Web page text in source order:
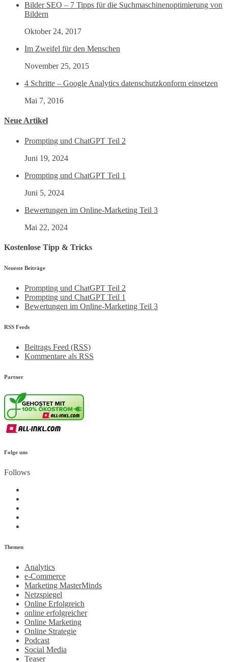
Bilder SEO – 7 Tipps für die Suchmaschinenoptimierung von
Bildern
Oktober 24, 2017
Im Zweifel für den Menschen
November 25, 2015
4 Schritte – Google Analytics datenschutzkonform einsetzen
Mai 7, 2016
Neue Artikel
Prompting und ChatGPT Teil 2
Juni 19, 2024
Prompting und ChatGPT Teil 1
Juni 5, 2024
Bewertungen im Online-Marketing Teil 3
Mai 22, 2024
Kostenlose Tipp & Tricks
Neueste Beiträge
Prompting und ChatGPT Teil 2
Prompting und ChatGPT Teil 1
Bewertungen im Online-Marketing Teil 3
RSS Feeds
Beitrags Feed (RSS)
Kommentare als RSS
Partner
Folge uns
Follows
Themen
Analytics
e-Commerce
Marketing MasterMinds
Netzspiegel
Online Erfolgreich
online erfolgreicher
Online Marketing
Online Strategie
Podcast
Social Media
Teaser